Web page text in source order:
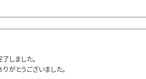
しました。
がとうございました。